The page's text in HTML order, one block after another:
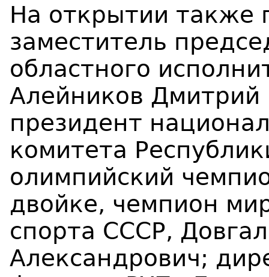
На открытии также
заместитель
областного
Алейников
президент
комитета
олимпийский
двойке, чемпион
спорта СССР,
Александрович;